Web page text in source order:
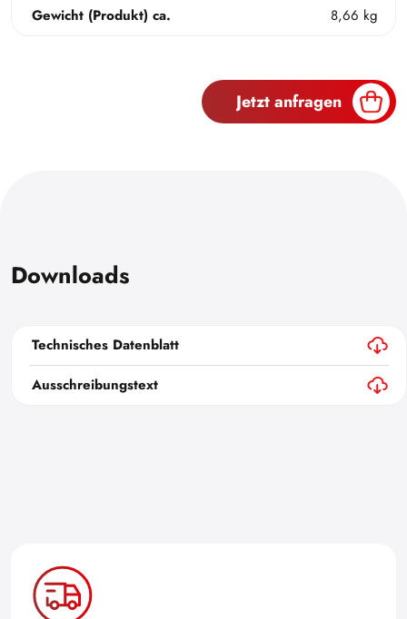
Gewicht (Produkt) ca.
8,66 kg
Jetzt anfragen
Downloads
Technisches Datenblatt
Ausschreibungstext